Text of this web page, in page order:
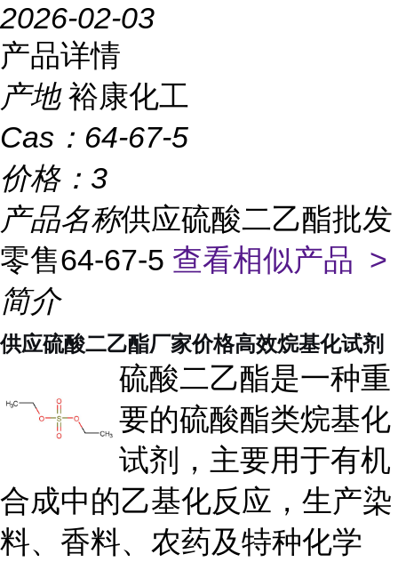
2026-02-03
产品详情
产地 裕康化工
Cas： 64-67-5
价格： 3
产品名称供应硫酸二乙酯批发
零售64-67-5 查看相似产品 >
简介
供应硫酸二乙酯厂家价格高效烷基化试剂
硫酸二乙酯是一种重
要的硫酸酯类烷基化
试剂，主要用于有机
合成中的乙基化反应，生产染
料、香料、农药及特种化学